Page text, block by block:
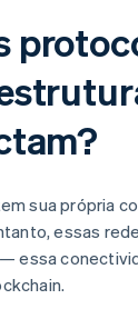
sua própria
essas
essa